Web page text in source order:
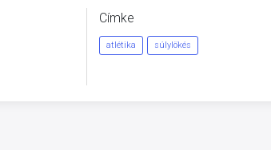
Címke
atlétika súlylökés